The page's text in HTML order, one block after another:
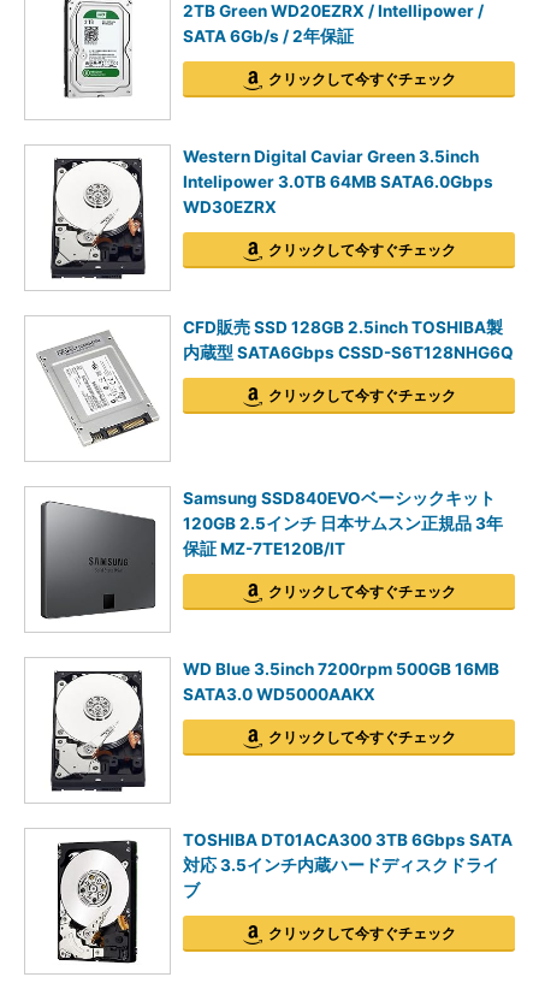
2TB Green WD20EZRX / Intellipower /
SATA 6Gb/s / 2年保証
クリックして今すぐチェック
Western Digital Caviar Green 3.5inch
Intelipower 3.0TB 64MB SATA6.0Gbps
WD30EZRX
クリックして今すぐチェック
CFD販売 SSD 128GB 2.5inch TOSHIBA製
内蔵型 SATA6Gbps CSSD-S6T128NHG6Q
クリックして今すぐチェック
Samsung SSD840EVOベーシックキット
120GB 2.5インチ 日本サムスン正規品 3年
保証 MZ-7TE120B/IT
クリックして今すぐチェック
WD Blue 3.5inch 7200rpm 500GB 16MB
SATA3.0 WD5000AAKX
クリックして今すぐチェック
TOSHIBA DT01ACA300 3TB 6Gbps SATA
対応 3.5インチ内蔵ハードディスクドライ
ブ
クリックして今すぐチェック